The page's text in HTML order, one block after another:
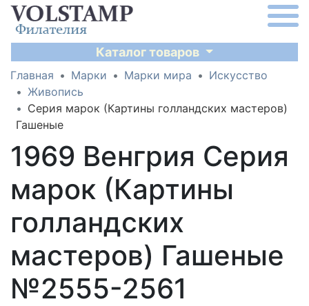
Каталог товаров
Главная Марки Марки мира
Искусство
Живопись
Серия марок (Картины голландских мастеров)
Гашеные
1969 Венгрия Серия
марок (Картины
голландских
мастеров) Гашеные
№2555-2561